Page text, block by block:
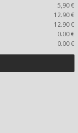
5,90 €
12.90 €
12.90 €
0.00 €
0.00 €